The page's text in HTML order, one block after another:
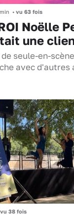
• vu 63 fois
Noëlle
une
seule-en-
avec
vu 38 fois